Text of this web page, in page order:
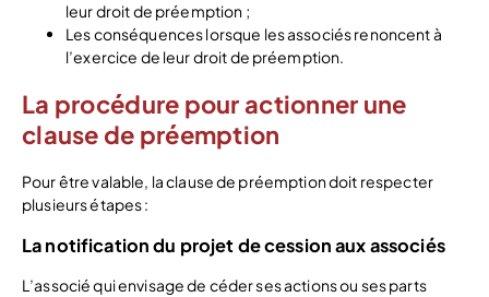
leur droit de préemption ;
Les conséquences lorsque les associés renoncent à
l’exercice de leur droit de préemption.
La procédure pour actionner une
clause de préemption
Pour être valable, la clause de préemption doit respecter
plusieurs étapes :
La notification du projet de cession aux associés
L’associé qui envisage de céder ses actions ou ses parts